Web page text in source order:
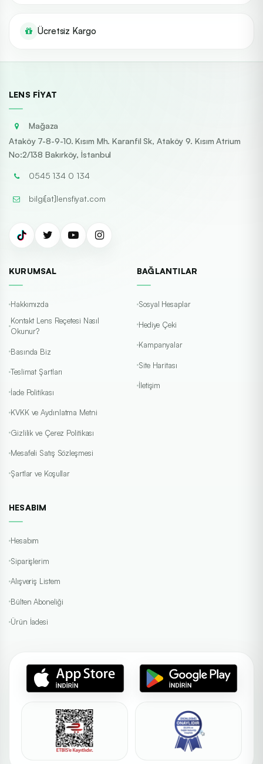
Ücretsiz Kargo
LENS FIYAT
Mağaza
Ataköy 7-8-9-10. Kısım Mh. Karanfil Sk, Ataköy 9. Kısım Atrium
No:2/138 Bakırköy, İstanbul
0545 134 0 134
bilgi[at]lensfiyat.com
KURUMSAL
Hakkımızda
Kontakt Lens Reçetesi Nasıl
Okunur?
Basında Biz
Teslimat Şartları
İade Politikası
KVKK ve Aydınlatma Metni
Gizlilik ve Çerez Politikası
Mesafeli Satış Sözleşmesi
Şartlar ve Koşullar
BAĞLANTILAR
Sosyal Hesaplar
Hediye Çeki
Kampanyalar
Site Haritası
İletişim
HESABIM
Hesabım
Siparişlerim
Alışveriş Listem
Bülten Aboneliği
Ürün İadesi